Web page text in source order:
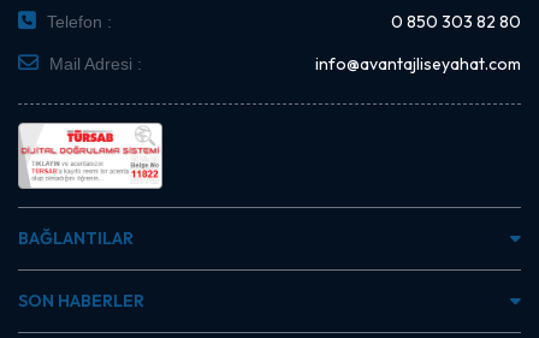
Telefon : 0 850 303 82 80
Mail Adresi : info@avantajliseyahat.com
BAĞLANTILAR
SON HABERLER